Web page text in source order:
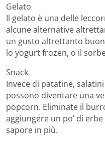
Gelato
Il gelato è una delle
alcune alternative
un gusto altrettanto
lo yogurt frozen, o il
Snack
Invece di patatine,
possono diventare una
popcorn. Eliminate il
aggiungere un po’ di
sapore in più.